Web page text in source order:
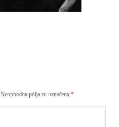
Neophodna polja su označena*